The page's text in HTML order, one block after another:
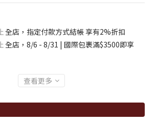
全店，指定付款方式結帳 享有2%折扣
全店，8/6 - 8/31 | 國際包裹滿$3500即享
查看更多